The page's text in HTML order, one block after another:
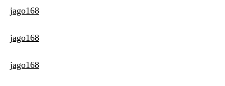
jago168
jago168
jago168